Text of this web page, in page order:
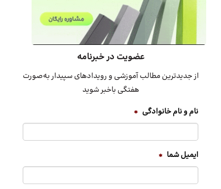
عضویت در خبرنامه
از جدیدترین مطالب آموزشی و رویدادهای سپیدار به‌صورت
هفتگی باخبر شوید
نام و نام خانوادگی *
ایمیل شما *